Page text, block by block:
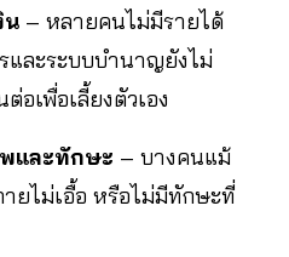
น – หลายคนไม่มีรายได้
และระบบบำนาญยังไม่
อเพื่อเลี้ยงตัวเอง
และทักษะ – บางคนแม้
ยไม่เอื้อ หรือไม่มีทักษะที่